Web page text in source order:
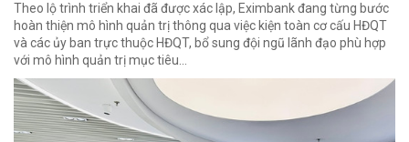
Theo lộ trình triển khai đã được xác lập, Eximbank đang từng bước
hoàn thiện mô hình quản trị thông qua việc kiện toàn cơ cấu HĐQT
và các ủy ban trực thuộc HĐQT, bổ sung đội ngũ lãnh đạo phù hợp
với mô hình quản trị mục tiêu...